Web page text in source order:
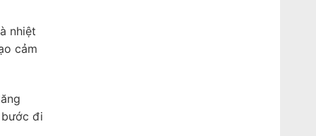
nhiệt
cảm
đi